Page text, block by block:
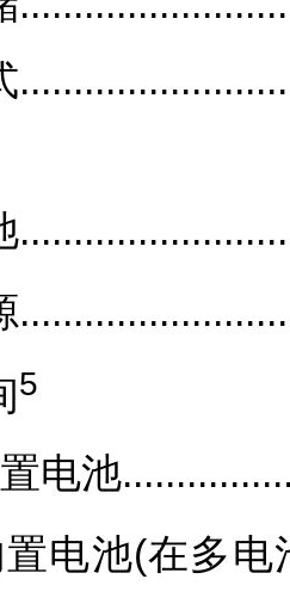
......................
5
电池
电池(在多电